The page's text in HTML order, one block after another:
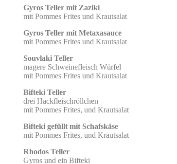
Gyros Teller mit Zaziki
mit Pommes Frites und Krautsalat
Gyros Teller mit Metaxasauce
mit Pommes Frites und Krautsalat
Souvlaki Teller
magere Schweinefleisch Würfel
mit Pommes Frites und Krautsalat
Bifteki Teller
drei Hackfleischröllchen
mit Pommes Frites, und Krautsalat
Bifteki gefüllt mit Schafskäse
mit Pommes Frites, und Krautsalat
Rhodos Teller
Gyros und ein Bifteki